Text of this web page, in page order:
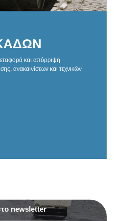
και απόρριψη
ανακαινίσεων και τεχνικών
newsletter